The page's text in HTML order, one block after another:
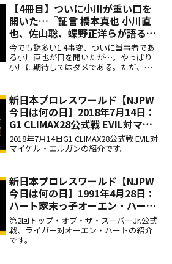
【4冊目】ついに小川が重い口を
開いた…『証言 橋本真也 小川直
也、佐山聡、蝶野正洋らが語る破
壊王と「1.4事変」の真相』
今でも謎多い1.4事変、ついに当事者であ
る小川直也が口を開いたが…。やっぱり
小川に期待してはダメである。ただ、オ
社長に振り回されたスタッフの奮闘は泣
ける！
新日本プロレスワールド【NJPW
今日は何の日】2018年7月14日：
G1 CLIMAX28公式戦 EVIL対マイ
ケル・エルガン！
2018年7月14日G1 CLIMAX28公式戦 EVIL対
マイケル・エルガンの紹介です。
新日本プロレスワールド【NJPW
今日は何の日】1991年4月28日：
ハート家末っ子オーエン・ハート
VSライガーの第2回スーパージュ
ニア！
第2回トップ・オブ・ザ・スーパーJr.公式
戦、ライガー対オーエン・ハートの紹介
です。